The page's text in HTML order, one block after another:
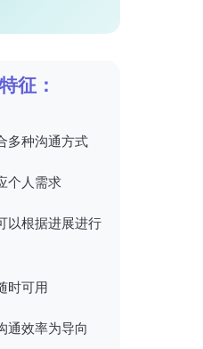
征：
多种沟通方式
个人需求
以根据进展进行
时可用
通效率为导向